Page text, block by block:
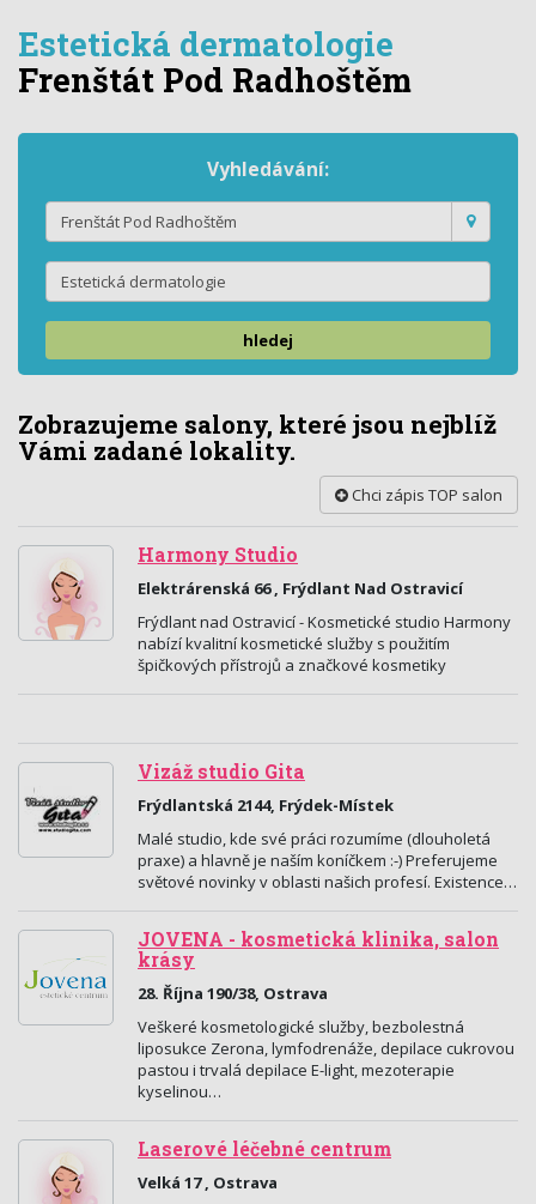
Estetická dermatologie
Frenštát Pod Radhoštěm
Vyhledávání:
hledej
Zobrazujeme salony, které jsou nejblíž
Vámi zadané lokality.
Chci zápis TOP salon
Harmony Studio
Elektrárenská 66 , Frýdlant Nad Ostravicí
Frýdlant nad Ostravicí - Kosmetické studio Harmony
nabízí kvalitní kosmetické služby s použitím
špičkových přístrojů a značkové kosmetiky
Vizáž studio Gita
Frýdlantská 2144, Frýdek-Místek
Malé studio, kde své práci rozumíme (dlouholetá
praxe) a hlavně je naším koníčkem :-) Preferujeme
světové novinky v oblasti našich profesí. Existence…
JOVENA - kosmetická klinika, salon
krásy
28. Října 190/38, Ostrava
Veškeré kosmetologické služby, bezbolestná
liposukce Zerona, lymfodrenáže, depilace cukrovou
pastou i trvalá depilace E-light, mezoterapie
kyselinou…
Laserové léčebné centrum
Velká 17 , Ostrava